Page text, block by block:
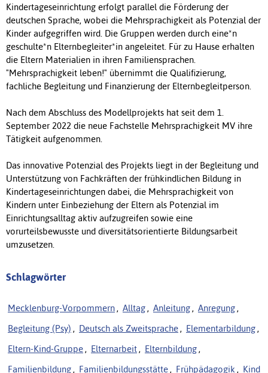
Kindertageseinrichtung erfolgt parallel die Förderung der
deutschen Sprache, wobei die Mehrsprachigkeit als Potenzial der
Kinder aufgegriffen wird. Die Gruppen werden durch eine*n
geschulte*n Elternbegleiter*in angeleitet. Für zu Hause erhalten
die Eltern Materialien in ihren Familiensprachen.
"Mehrsprachigkeit leben!" übernimmt die Qualifizierung,
fachliche Begleitung und Finanzierung der Elternbegleitperson.
Nach dem Abschluss des Modellprojekts hat seit dem 1.
September 2022 die neue Fachstelle Mehrsprachigkeit MV ihre
Tätigkeit aufgenommen.
Das innovative Potenzial des Projekts liegt in der Begleitung und
Unterstützung von Fachkräften der frühkindlichen Bildung in
Kindertageseinrichtungen dabei, die Mehrsprachigkeit von
Kindern unter Einbeziehung der Eltern als Potenzial im
Einrichtungsalltag aktiv aufzugreifen sowie eine
vorurteilsbewusste und diversitätsorientierte Bildungsarbeit
umzusetzen.
Schlagwörter
Mecklenburg-Vorpommern , Alltag , Anleitung , Anregung ,
Begleitung (Psy) , Deutsch als Zweitsprache , Elementarbildung ,
Eltern-Kind-Gruppe , Elternarbeit , Elternbildung ,
Familienbildung , Familienbildungsstätte , Frühpädagogik , Kind